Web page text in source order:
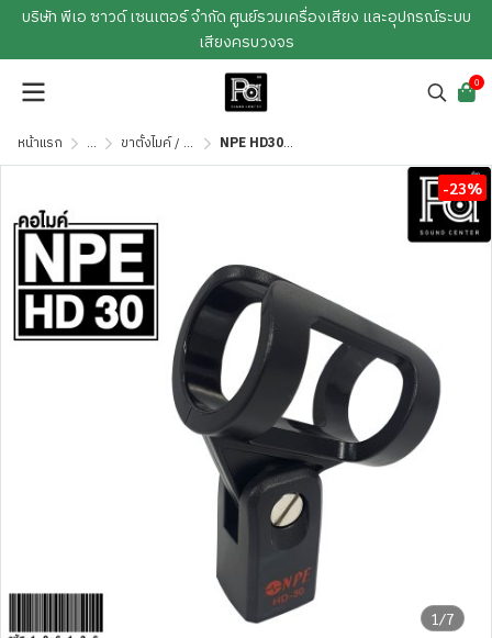
บริษัท พีเอ ซาวด์ เซนเตอร์ จำกัด ศูนย์รวมเครื่องเสียง และอุปกรณ์ระบบ
เสียงครบวงจร
0
หน้าแรก ... ขาตั้งไมค์ / คอไมค์ / กันกลิ้งไมค์ / ฟองน้ำไมค์ NPE HD30 คอไมค์แบบสอด สำหรับไมค์สาย 30 mm.
1/7
-23%